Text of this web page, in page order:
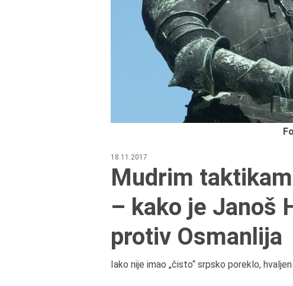
18.11.2017
Mudrim
– kako je Janoš
protiv Osmanlija
Iako nije imao „čisto“ srpsko poreklo,